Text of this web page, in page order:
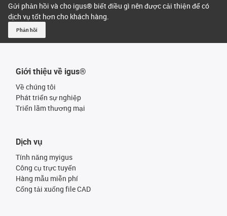
Gửi phản hồi và cho igus® biết điều gì nên được cải thiện để có
dịch vụ tốt hơn cho khách hàng.
Phản hồi
Giới thiệu về igus®
Về chúng tôi
Phát triển sự nghiệp
Triển lãm thương mại
Dịch vụ
Tính năng myigus
Công cụ trực tuyến
Hàng mẫu miễn phí
Cổng tải xuống file CAD